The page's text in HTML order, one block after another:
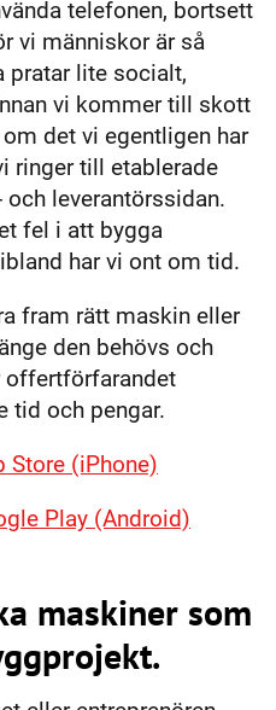
telefonen, bortsett
vi människor är så
pratar lite socialt,
vi kommer till skott
det vi egentligen har
ringer till etablerade
och leverantörssidan.
fel i att bygga
har vi ont om tid.
fram rätt maskin eller
den behövs och
offertförfarandet
tid och pengar.
Store (iPhone)
Play (Android)
maskiner som